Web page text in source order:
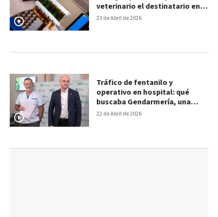
23 de Abril de 2026
veterinario el destinatario en
Chubut
22 de Abril de 2026
Tráfico de fentanilo y
operativo en hospital: qué
buscaba Gendarmería, una
mujer que ya no trabaja en el